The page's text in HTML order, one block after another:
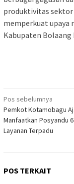
produktivitas sektor
memperkuat upaya
Kabupaten Bolaang
Navigasi
pos
Pos sebelumnya
Pemkot Kotamobagu
Manfaatkan Posyandu
Layanan Terpadu
POS TERKAIT